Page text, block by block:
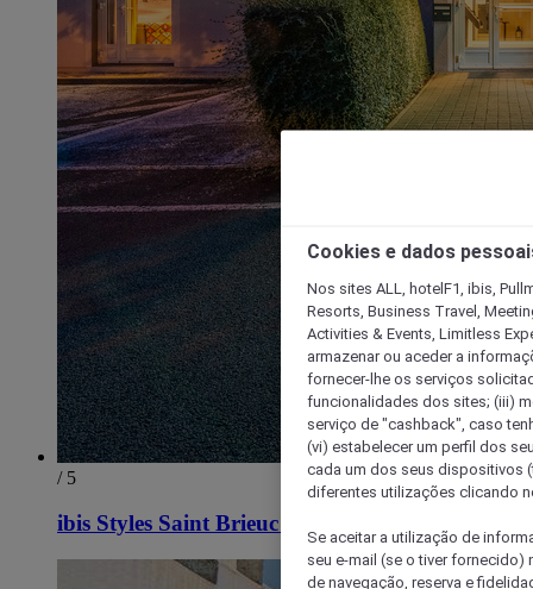
/ 5
ibis Styles Saint Brieuc Plerin
Cookies e dados
Nos sites ALL, hotelF1, ibis,
Resorts, Business Travel,
Activities & Events, Limitless
armazenar ou aceder a
fornecer-lhe os serviços
funcionalidades dos sites; (iii)
serviço de "cashback", caso
(vi) estabelecer um perfil dos
cada um dos seus dispositivos
diferentes utilizações clicando
Se aceitar a utilização de
seu e-mail (se o tiver
de navegação, reserva e